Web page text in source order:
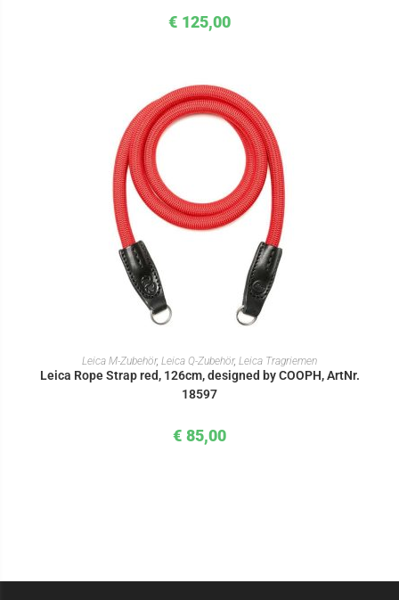
€ 125,00
IN DEN WARENKORB
Leica M-Zubehör, Leica Q-Zubehör, Leica Tragriemen
Leica Rope Strap red, 126cm, designed by COOPH, ArtNr.
18597
€ 85,00